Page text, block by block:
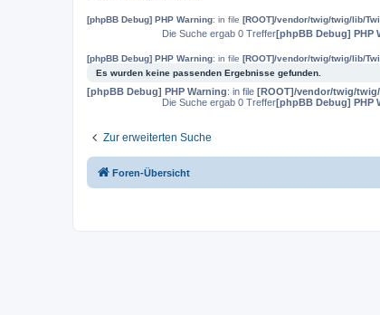
[phpBB Debug] PHP Warning: in file [ROOT]/vendor/twig/twig/lib/
Die Suche ergab 0 Treffer[phpBB Debug] PHP
[phpBB Debug] PHP Warning: in file [ROOT]/vendor/twig/twig/lib/
Es wurden keine passenden Ergebnisse gefunden.
[phpBB Debug] PHP Warning: in file [ROOT]/vendor/twig/
Die Suche ergab 0 Treffer[phpBB Debug] PHP
Zur erweiterten Suche
Foren-Übersicht